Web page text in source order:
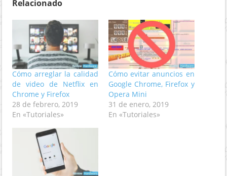
Relacionado
Cómo arreglar la calidad
de video de Netflix en
Chrome y Firefox
28 de febrero, 2019
En «Tutoriales»
Cómo evitar anuncios en
Google Chrome, Firefox y
Opera Mini
31 de enero, 2019
En «Tutoriales»